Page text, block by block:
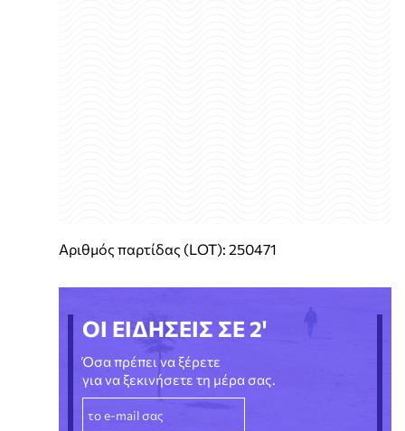
Αριθμός παρτίδας (LOT): 250471
ΟΙ ΕΙΔΗΣΕΙΣ ΣΕ 2'
Όσα πρέπει να ξέρετε
για να ξεκινήσετε τη μέρα σας.